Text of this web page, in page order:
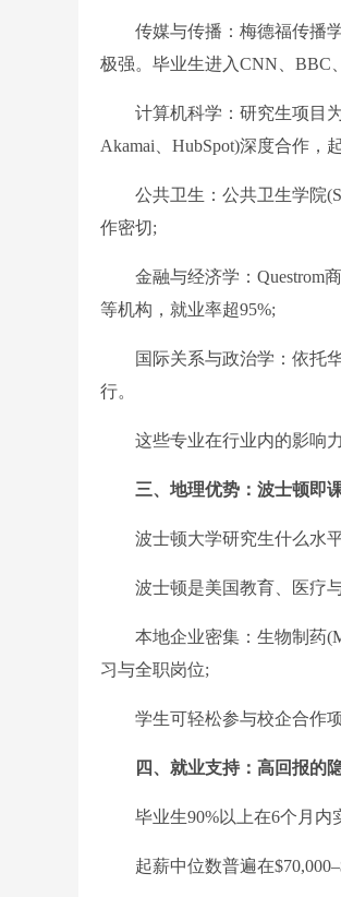
传媒与传播：梅德福传播学
极强。毕业生进入CNN、BBC
计算机科学：研究生项目为
Akamai、HubSpot)深度合作，
公共卫生：公共卫生学院
作密切;
金融与经济学：Questrom商
等机构，就业率超95%;
国际关系与政治学：依托华
行。
这些专业在行业内的影响力
三、地理优势：波士顿即
波士顿大学研究生什么水平
波士顿是美国教育、医疗与
本地企业密集：生物制药
习与全职岗位;
学生可轻松参与校企合作项
四、就业支持：高回报的
毕业生90%以上在6个月内
起薪中位数普遍在